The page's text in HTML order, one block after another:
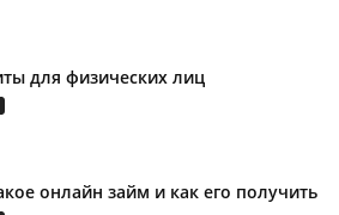
для физических лиц
онлайн займ и как его получить